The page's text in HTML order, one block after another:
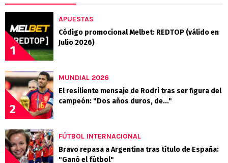
1
APUESTAS
Código promocional Melbet: REDTOP (válido en
Julio 2026)
2
MUNDIAL 2026
El resiliente mensaje de Rodri tras ser figura del
campeón: "Dos años duros, de..."
FÚTBOL INTERNACIONAL
Bravo repasa a Argentina tras título de España:
"Ganó el fútbol"